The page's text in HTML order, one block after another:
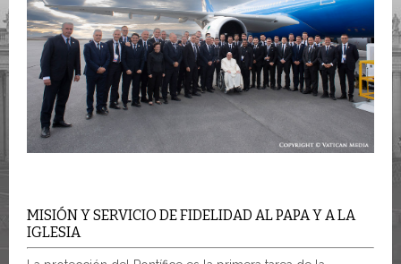
MISIÓN Y SERVICIO DE FIDELIDAD AL PAPA Y A LA
IGLESIA